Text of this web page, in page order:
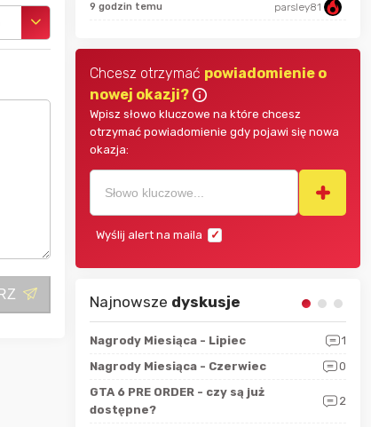
9 godzin temu parsley81
Chcesz otrzymać powiadomienie o
nowej okazji?
Wpisz słowo kluczowe na które chcesz
otrzymać powiadomienie gdy pojawi się nowa
okazja:
Wyślij alert na maila
Najnowsze dyskusje
Nagrody Miesiąca - Lipiec
1
Nagrody Miesiąca - Czerwiec
0
GTA 6 PRE ORDER - czy są już
dostępne?
2